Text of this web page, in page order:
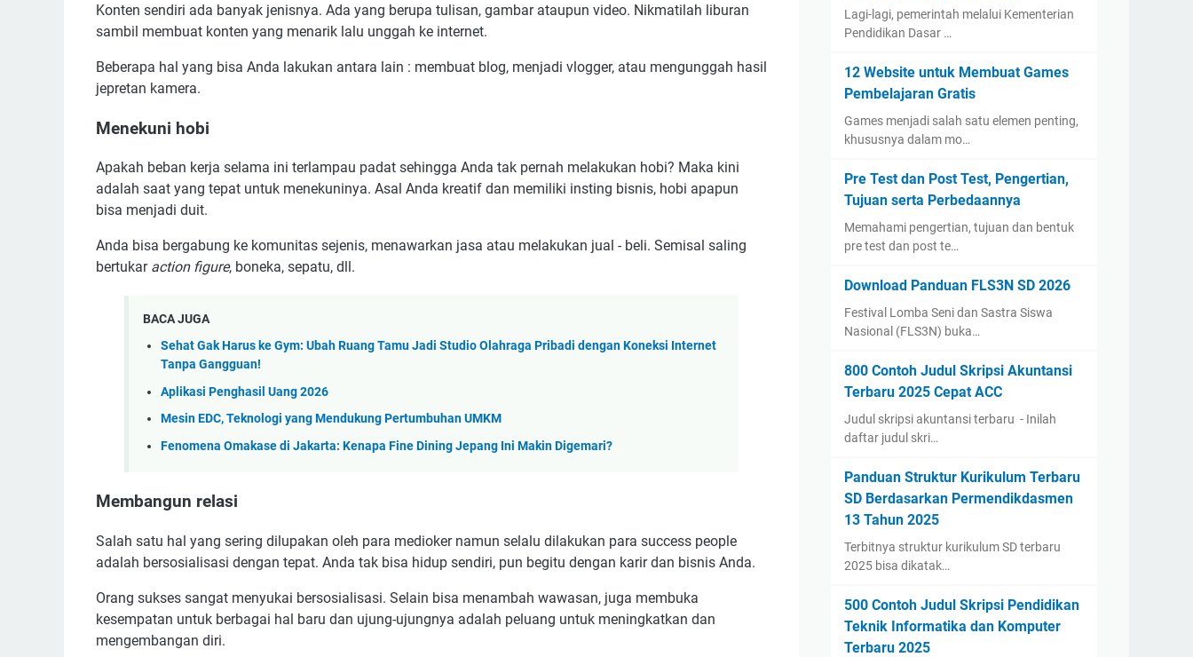
Konten sendiri ada banyak jenisnya. Ada yang berupa tulisan, gambar ataupun video. Nikmatilah liburan
sambil membuat konten yang menarik lalu unggah ke internet.
Beberapa hal yang bisa Anda lakukan antara lain : membuat blog, menjadi vlogger, atau mengunggah hasil
jepretan kamera.
Menekuni hobi
Apakah beban kerja selama ini terlampau padat sehingga Anda tak pernah melakukan hobi? Maka kini
adalah saat yang tepat untuk menekuninya. Asal Anda kreatif dan memiliki insting bisnis, hobi apapun
bisa menjadi duit.
Anda bisa bergabung ke komunitas sejenis, menawarkan jasa atau melakukan jual - beli. Semisal saling
bertukar action figure, boneka, sepatu, dll.
BACA JUGA
Sehat Gak Harus ke Gym: Ubah Ruang Tamu Jadi Studio Olahraga Pribadi dengan Koneksi Internet
Tanpa Gangguan!
Aplikasi Penghasil Uang 2026
Mesin EDC, Teknologi yang Mendukung Pertumbuhan UMKM
Fenomena Omakase di Jakarta: Kenapa Fine Dining Jepang Ini Makin Digemari?
Membangun relasi
Salah satu hal yang sering dilupakan oleh para medioker namun selalu dilakukan para success people
adalah bersosialisasi dengan tepat. Anda tak bisa hidup sendiri, pun begitu dengan karir dan bisnis Anda.
Orang sukses sangat menyukai bersosialisasi. Selain bisa menambah wawasan, juga membuka
kesempatan untuk berbagai hal baru dan ujung-ujungnya adalah peluang untuk meningkatkan dan
mengembangan diri.
Lagi-lagi, pemerintah melalui Kementerian
Pendidikan Dasar …
12 Website untuk Membuat Games
Pembelajaran Gratis
Games menjadi salah satu elemen penting,
khususnya dalam mo…
Pre Test dan Post Test, Pengertian,
Tujuan serta Perbedaannya
Memahami pengertian, tujuan dan bentuk
pre test dan post te…
Download Panduan FLS3N SD 2026
Festival Lomba Seni dan Sastra Siswa
Nasional (FLS3N) buka…
800 Contoh Judul Skripsi Akuntansi
Terbaru 2025 Cepat ACC
Judul skripsi akuntansi terbaru - Inilah
daftar judul skri…
Panduan Struktur Kurikulum Terbaru
SD Berdasarkan Permendikdasmen
13 Tahun 2025
Terbitnya struktur kurikulum SD terbaru
2025 bisa dikatak…
500 Contoh Judul Skripsi Pendidikan
Teknik Informatika dan Komputer
Terbaru 2025